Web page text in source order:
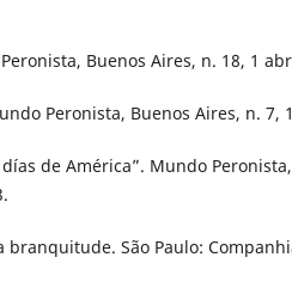
Buenos Aires, n. 18, 1
Peronista, Buenos Aires, n. 7,
días de América”. Mundo
branquitude. São Paulo: